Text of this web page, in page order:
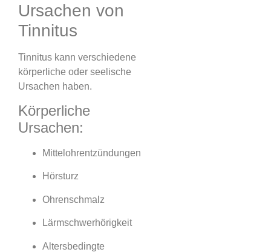
Ursachen von
Tinnitus
Tinnitus kann verschiedene
körperliche oder seelische
Ursachen haben.
Körperliche
Ursachen:
Mittelohrentzündungen
Hörsturz
Ohrenschmalz
Lärmschwerhörigkeit
Altersbedingte